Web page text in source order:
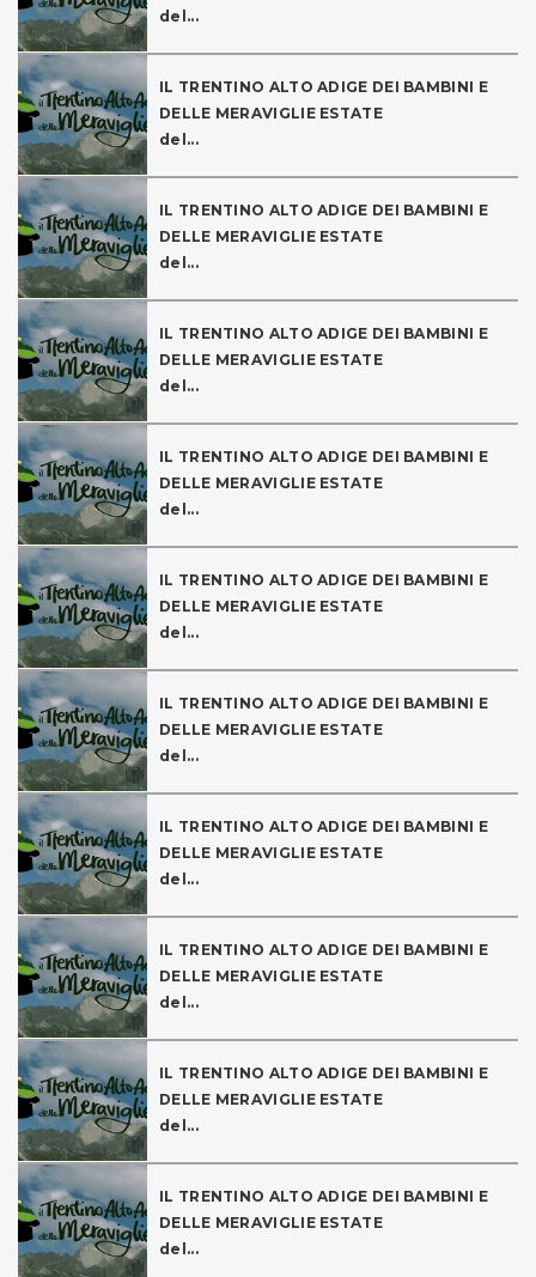
del...
IL TRENTINO ALTO ADIGE DEI BAMBINI E
DELLE MERAVIGLIE ESTATE
del...
IL TRENTINO ALTO ADIGE DEI BAMBINI E
DELLE MERAVIGLIE ESTATE
del...
IL TRENTINO ALTO ADIGE DEI BAMBINI E
DELLE MERAVIGLIE ESTATE
del...
IL TRENTINO ALTO ADIGE DEI BAMBINI E
DELLE MERAVIGLIE ESTATE
del...
IL TRENTINO ALTO ADIGE DEI BAMBINI E
DELLE MERAVIGLIE ESTATE
del...
IL TRENTINO ALTO ADIGE DEI BAMBINI E
DELLE MERAVIGLIE ESTATE
del...
IL TRENTINO ALTO ADIGE DEI BAMBINI E
DELLE MERAVIGLIE ESTATE
del...
IL TRENTINO ALTO ADIGE DEI BAMBINI E
DELLE MERAVIGLIE ESTATE
del...
IL TRENTINO ALTO ADIGE DEI BAMBINI E
DELLE MERAVIGLIE ESTATE
del...
IL TRENTINO ALTO ADIGE DEI BAMBINI E
DELLE MERAVIGLIE ESTATE
del...